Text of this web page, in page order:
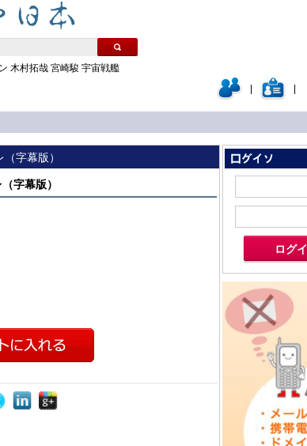
木村拓哉 宮崎駿 宇宙戦艦
字幕版）
字幕版）